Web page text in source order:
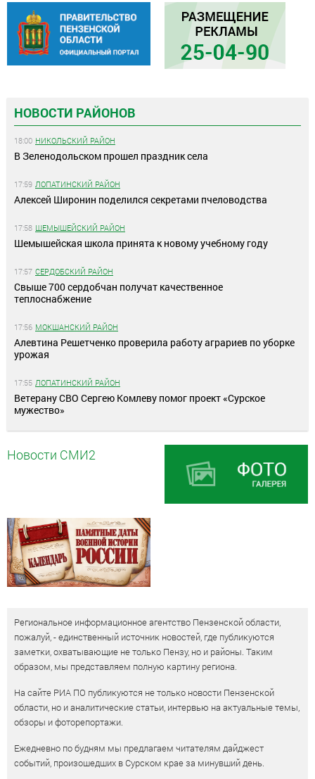
НОВОСТИ РАЙОНОВ
18:00 НИКОЛЬСКИЙ РАЙОН
В Зеленодольском прошел праздник села
17:59 ЛОПАТИНСКИЙ РАЙОН
Алексей Широнин поделился секретами пчеловодства
17:58 ШЕМЫШЕЙСКИЙ РАЙОН
Шемышейская школа принята к новому учебному году
17:57 СЕРДОБСКИЙ РАЙОН
Свыше 700 сердобчан получат качественное
теплоснабжение
17:56 МОКШАНСКИЙ РАЙОН
Алевтина Решетченко проверила работу аграриев по уборке
урожая
17:55 ЛОПАТИНСКИЙ РАЙОН
Ветерану СВО Сергею Комлеву помог проект «Сурское
мужество»
Новости СМИ2
Региональное информационное агентство Пензенской области,
пожалуй, - единственный источник новостей, где публикуются
заметки, охватывающие не только Пензу, но и районы. Таким
образом, мы представляем полную картину региона.
На сайте РИА ПО публикуются не только новости Пензенской
области, но и аналитические статьи, интервью на актуальные темы,
обзоры и фоторепортажи.
Ежедневно по будням мы предлагаем читателям дайджест
событий, произошедших в Сурском крае за минувший день.